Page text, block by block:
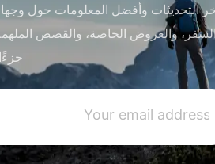
التحديثات وأفضل المعلومات حول
والعروض الخاصة، والقصص